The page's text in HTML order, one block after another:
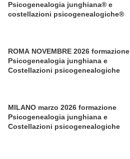
Psicogenealogia junghiana® e
costellazioni psicogenealogiche®
ROMA NOVEMBRE 2026 formazione
Psicogenealogia junghiana e
Costellazioni psicogenealogiche
MILANO marzo 2026 formazione
Psicogenealogia junghiana e
Costellazioni psicogenealogiche